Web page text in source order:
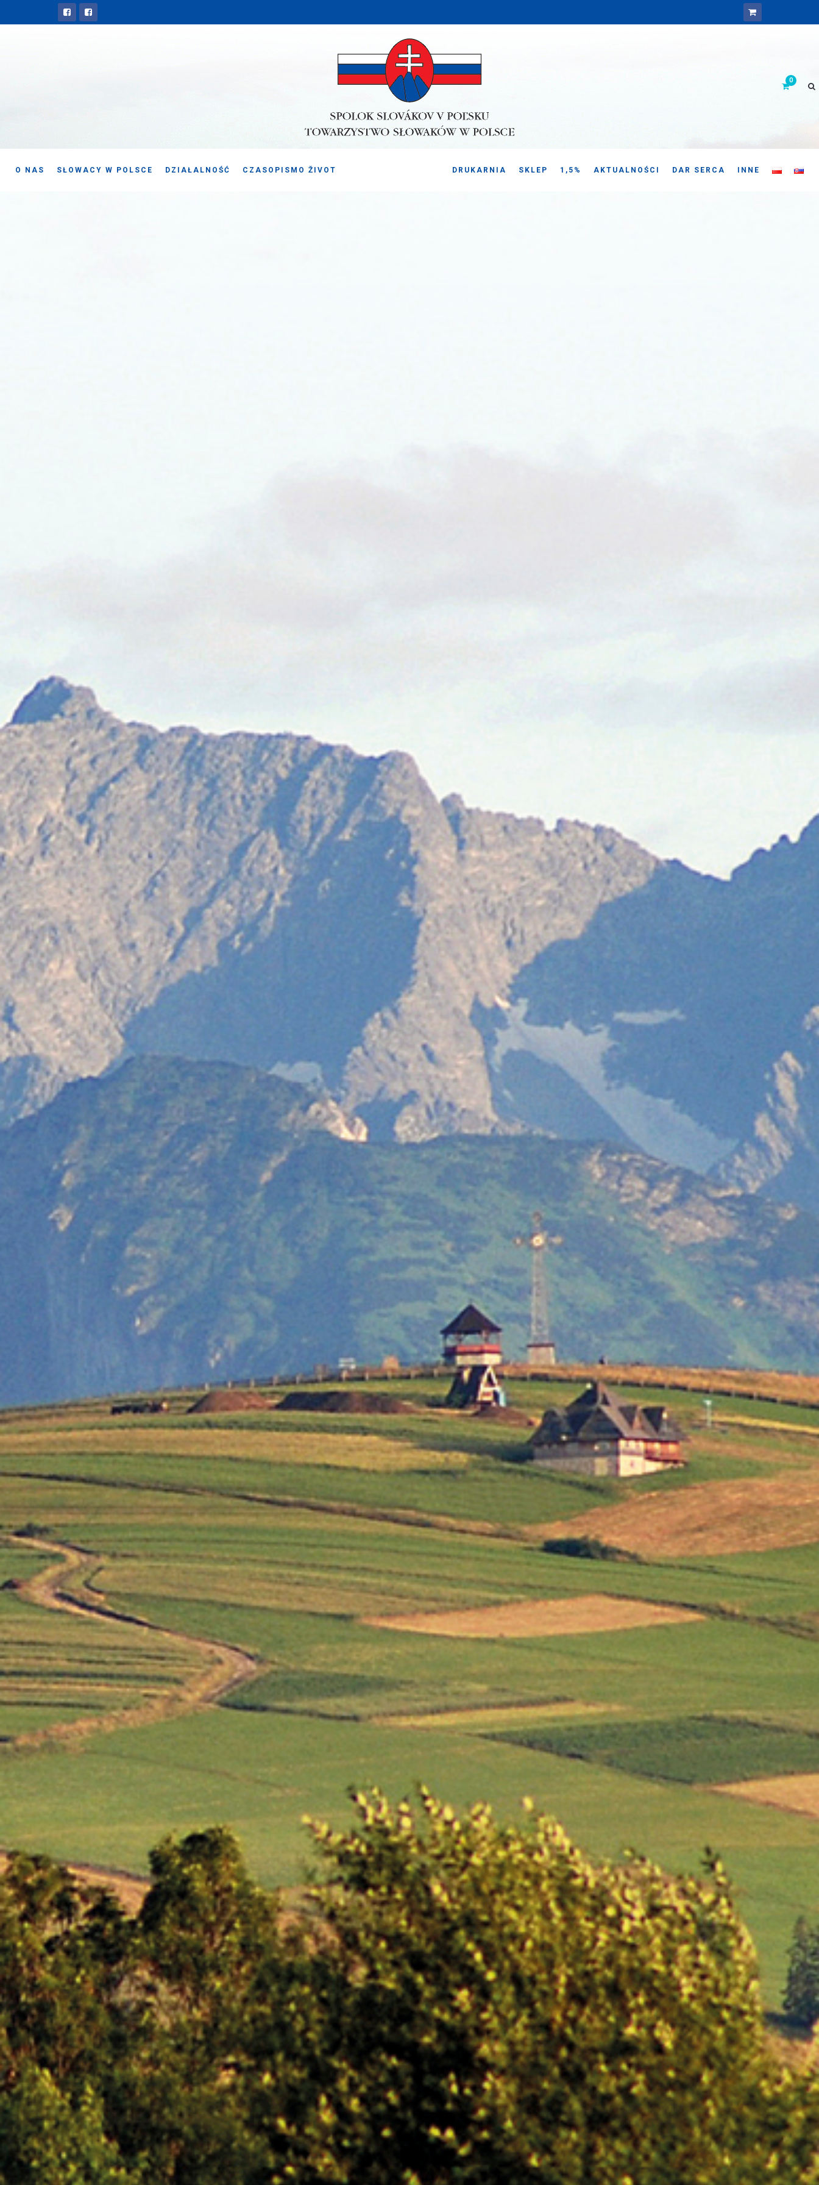
O NAS SŁOWACY W POLSCE DZIAŁALNOŚĆ CZASOPISMO ŽIVOT DRUKARNIA SKLEP 1,5% AKTUALNOŚCI DAR SERCA INNE